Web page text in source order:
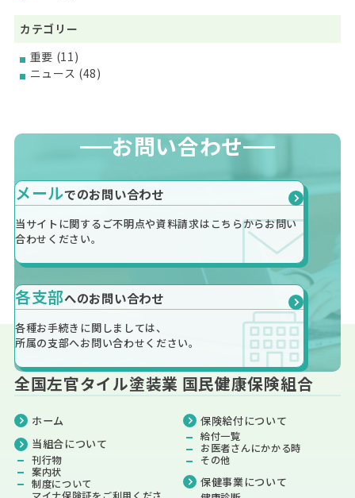
カテゴリー
重要 (11)
ニュース (48)
お問い合わせ
メールでのお問い合わせ
当サイトに関するご不明点や資料請求は こちらからお問い
合わせください。
各支部へのお問い合わせ
各種お手続きに関しましては、
所属の支部へお問い合わせください。
全国左官タイル塗装業 国民健康保険組合
ホーム
当組合について
刊行物
案内状
制度について
保険給付について
給付一覧
お医者さんにかかる時
その他
保健事業について